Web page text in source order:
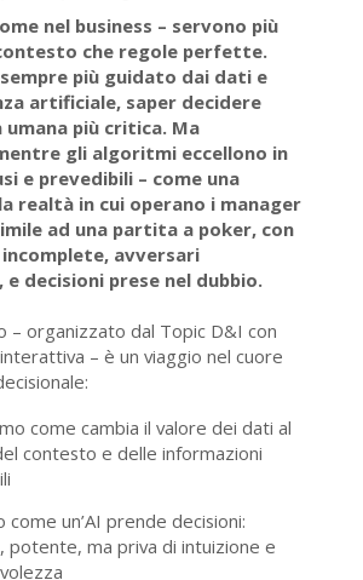
nel business – servono più
che regole perfette.
più guidato dai dati e
artificiale, saper decidere
umana più critica. Ma
gli algoritmi eccellono in
e prevedibili – come una
realtà in cui operano i manager
ad una partita a poker, con
avversari
e decisioni prese nel dubbio.
– organizzato dal Topic D&I con
– è un viaggio nel cuore
come cambia il valore dei dati al
contesto e delle informazioni
come un’AI prende decisioni:
potente, ma priva di intuizione e